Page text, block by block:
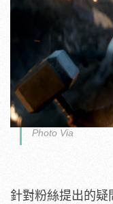
Photo Via
針對粉絲提出的疑